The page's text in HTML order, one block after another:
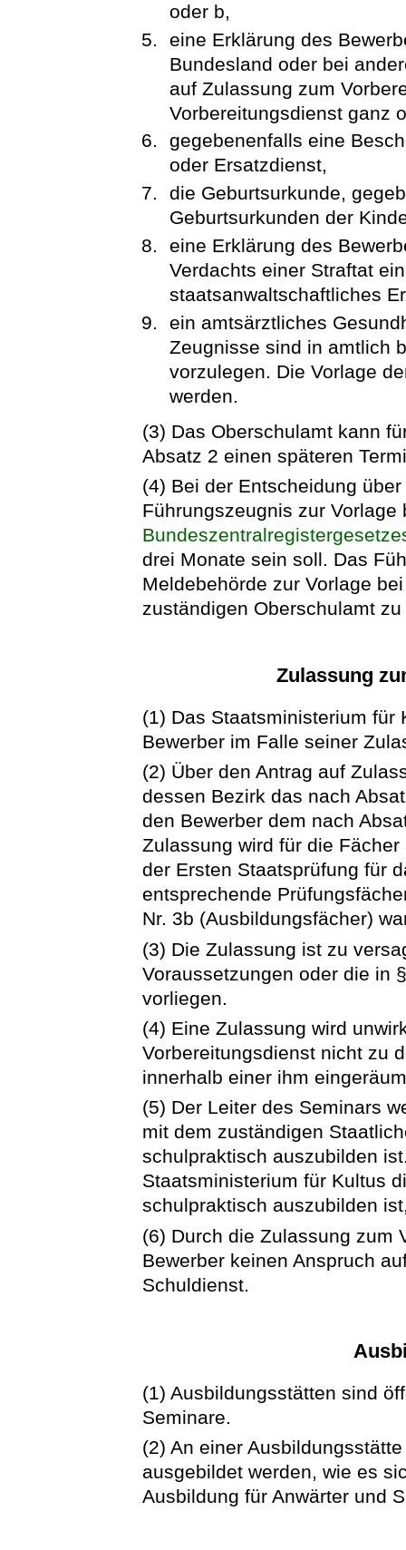
oder b,
eine Erklärung des
Bundesland oder bei
auf Zulassung zum
Vorbereitungsdienst ganz
gegebenenfalls eine
oder Ersatzdienst,
die Geburtsurkunde,
Geburtsurkunden der
eine Erklärung des
Verdachts einer Straftat
staatsanwaltschaftliches
ein amtsärztliches
Zeugnisse sind in amtlich
vorzulegen. Die Vorlage
werden.
(3) Das Oberschulamt kann
Absatz 2 einen späteren
(4) Bei der Entscheidung
Führungszeugnis zur
drei Monate sein soll. Das
Meldebehörde zur Vorlage
zuständigen Oberschulamt
Zulassung
(1) Das Staatsministerium für
Bewerber im Falle seiner
(2) Über den Antrag auf
dessen Bezirk das nach
den Bewerber dem nach
Zulassung wird für die
der Ersten Staatsprüfung für
entsprechende
Nr. 3b (Ausbildungsfächer)
(3) Die Zulassung ist zu
Voraussetzungen oder die in
vorliegen.
(4) Eine Zulassung wird
Vorbereitungsdienst nicht zu
innerhalb einer ihm
(5) Der Leiter des Seminars
mit dem zuständigen
schulpraktisch auszubilden
Staatsministerium für Kultus
schulpraktisch auszubilden
(6) Durch die Zulassung zum
Bewerber keinen Anspruch
Schuldienst.
(1) Ausbildungsstätten sind
Seminare.
(2) An einer
ausgebildet werden, wie es
Ausbildung für Anwärter und